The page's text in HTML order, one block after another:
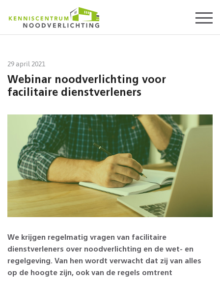
content
29 april 2021
Webinar noodverlichting voor
facilitaire dienstverleners
We krijgen regelmatig vragen van facilitaire
dienstverleners over noodverlichting en de wet- en
regelgeving. Van hen wordt verwacht dat zij van alles
op de hoogte zijn, ook van de regels omtrent